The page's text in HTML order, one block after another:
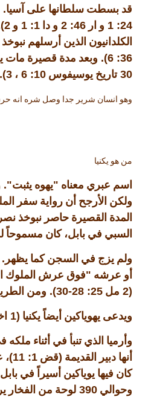
قد بسطت سلطانها على آسيا.
24: 1 و ار 46: 2 و دا 1: 1 و 2).
الكلدانيون الذين أرسلهم
36: 6). وبعد مدة قصيرة مات
30 تاريخ يوسيفوس 10: 6 ، 3).
وهو انسان شرير جدا وصل شره انه
من هو يكنيا
اسم عبري معناه "يهوه يثبت".
ولكن الأرجح أن رواية سفر
المدة القصيرة حاصر نبوخذ
السبي في بابل، كان مسموحاً
ولم يزج في السجن كما يظهر .
أو عرشه "فوق عرش الملوك
(2 مل 25: 28-30). ومن
ويدعى يهوياكين أيضاً يكنيا (1
وأرميا الذي تنبأ في أثناء
أنها دبير القديمة (قض 1: 11) ،
كان فيها يوياكين أسيراً في
وحوالي 390 لوحة من الفخار